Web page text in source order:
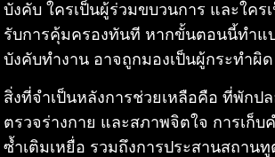
บังคับ ใครเป็นผู้ร่วมขบวนการ และใคร
รับการคุ้มครองทันที หากขั้นตอนนี้ทำแ
บังคับทำงาน อาจถูกมองเป็นผู้กระทำผิด
สิ่งที่จำเป็นหลังการช่วยเหลือคือ ที่พักป
ตรวจร่างกาย และสภาพจิตใจ การเก็บ
ซ้ำเติมเหยื่อ รวมถึงการประสานสถาน